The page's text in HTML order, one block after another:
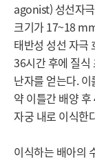
agonist) 성선자
크기가 17~18
태반성 성선 자극
36시간 후에 질식
난자를 얻는다.
약 이틀간 배양
자궁 내로 이식한
이식하는 배아의